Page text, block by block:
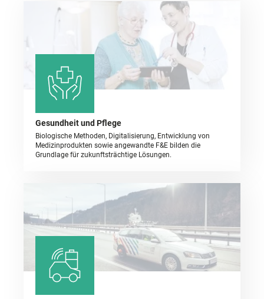
Gesundheit und Pflege
Biologische Methoden, Digitalisierung, Entwicklung von
Medizinprodukten sowie angewandte F&E bilden die
Grundlage für zukunftsträchtige Lösungen.